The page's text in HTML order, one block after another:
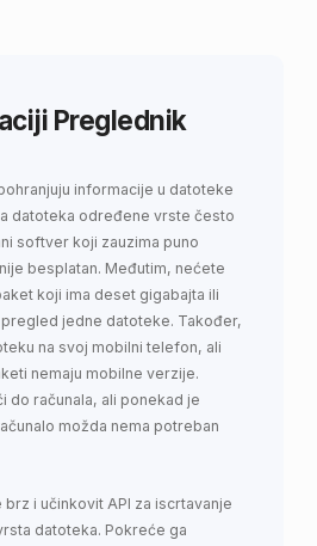
Preglednik
informacije u datoteke
datoteka određene vrste često
softver koji zauzima puno
besplatan. Međutim, nećete
koji ima deset gigabajta ili
jedne datoteke. Također,
na svoj mobilni telefon, ali
nemaju mobilne verzije.
do računala, ali ponekad je
možda nema potreban
i učinkovit API za iscrtavanje
datoteka. Pokreće ga